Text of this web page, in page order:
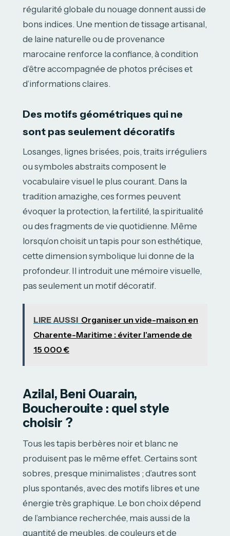
régularité globale du nouage donnent aussi de
bons indices. Une mention de tissage artisanal,
de laine naturelle ou de provenance
marocaine renforce la confiance, à condition
d’être accompagnée de photos précises et
d’informations claires.
Des motifs géométriques qui ne
sont pas seulement décoratifs
Losanges, lignes brisées, pois, traits irréguliers
ou symboles abstraits composent le
vocabulaire visuel le plus courant. Dans la
tradition amazighe, ces formes peuvent
évoquer la protection, la fertilité, la spiritualité
ou des fragments de vie quotidienne. Même
lorsqu’on choisit un tapis pour son esthétique,
cette dimension symbolique lui donne de la
profondeur. Il introduit une mémoire visuelle,
pas seulement un motif décoratif.
LIRE AUSSI Organiser un vide-maison en
Charente-Maritime : éviter l'amende de
15 000 €
Azilal, Beni Ouarain,
Boucherouite : quel style
choisir ?
Tous les tapis berbères noir et blanc ne
produisent pas le même effet. Certains sont
sobres, presque minimalistes ; d’autres sont
plus spontanés, avec des motifs libres et une
énergie très graphique. Le bon choix dépend
de l’ambiance recherchée, mais aussi de la
quantité de meubles, de couleurs et de